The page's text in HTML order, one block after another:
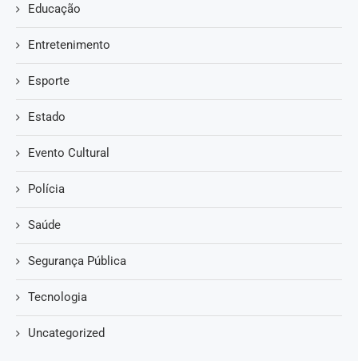
Educação
Entretenimento
Esporte
Estado
Evento Cultural
Polícia
Saúde
Segurança Pública
Tecnologia
Uncategorized